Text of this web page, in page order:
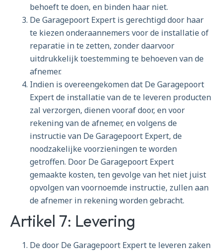
behoeft te doen, en binden haar niet.
De Garagepoort Expert is gerechtigd door haar
te kiezen onderaannemers voor de installatie of
reparatie in te zetten, zonder daarvoor
uitdrukkelijk toestemming te behoeven van de
afnemer.
Indien is overeengekomen dat De Garagepoort
Expert de installatie van de te leveren producten
zal verzorgen, dienen vooraf door, en voor
rekening van de afnemer, en volgens de
instructie van De Garagepoort Expert, de
noodzakelijke voorzieningen te worden
getroffen. Door De Garagepoort Expert
gemaakte kosten, ten gevolge van het niet juist
opvolgen van voornoemde instructie, zullen aan
de afnemer in rekening worden gebracht.
Artikel 7: Levering
De door De Garagepoort Expert te leveren zaken